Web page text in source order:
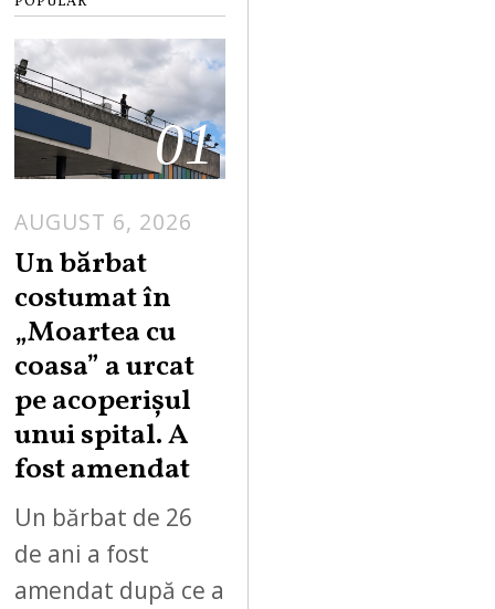
01
AUGUST 6, 2026
Un bărbat
costumat în
„Moartea cu
coasa” a urcat
pe acoperișul
unui spital. A
fost amendat
Un bărbat de 26
de ani a fost
amendat după ce a